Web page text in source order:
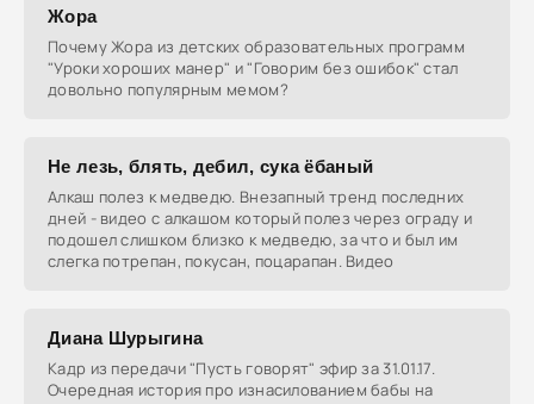
Жора
Почему Жора из детских образовательных программ
"Уроки хороших манер" и "Говорим без ошибок" стал
довольно популярным мемом?
Не лезь, блять, дебил, сука ёбаный
Алкаш полез к медведю. Внезапный тренд последних
дней - видео с алкашом который полез через ограду и
подошел слишком близко к медведю, за что и был им
слегка потрепан, покусан, поцарапан. Видео
Диана Шурыгина
Кадр из передачи "Пусть говорят" эфир за 31.01.17.
Очередная история про изнасилованием бабы на